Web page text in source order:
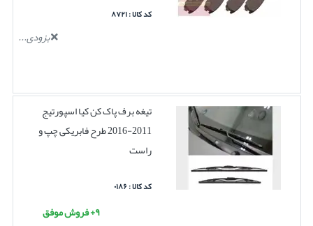
کد کالا : ۸۷۲۱
بزودی...
تیغه برف پاک کن کیا اسپورتیج
2011-2016 طرح فابریکی چپ و
راست
کد کالا : ۰۱۸۶
۹+ فروش موفق